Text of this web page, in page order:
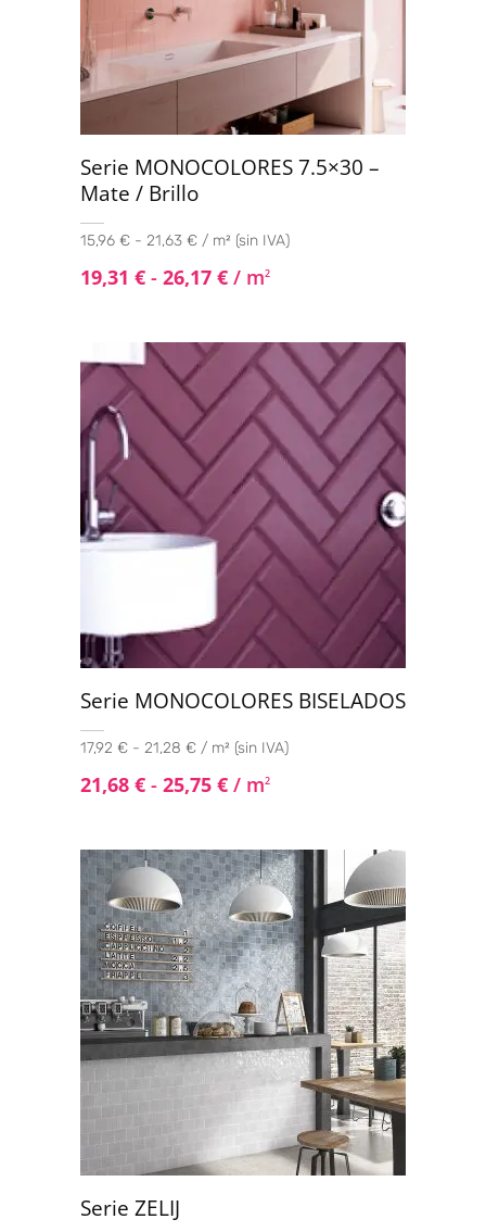
Serie MONOCOLORES 7.5×30 –
Mate / Brillo
15,96 € - 21,63 € / m² (sin IVA)
19,31 € - 26,17 € / m2
Serie MONOCOLORES BISELADOS
17,92 € - 21,28 € / m² (sin IVA)
21,68 € - 25,75 € / m2
Serie ZELIJ